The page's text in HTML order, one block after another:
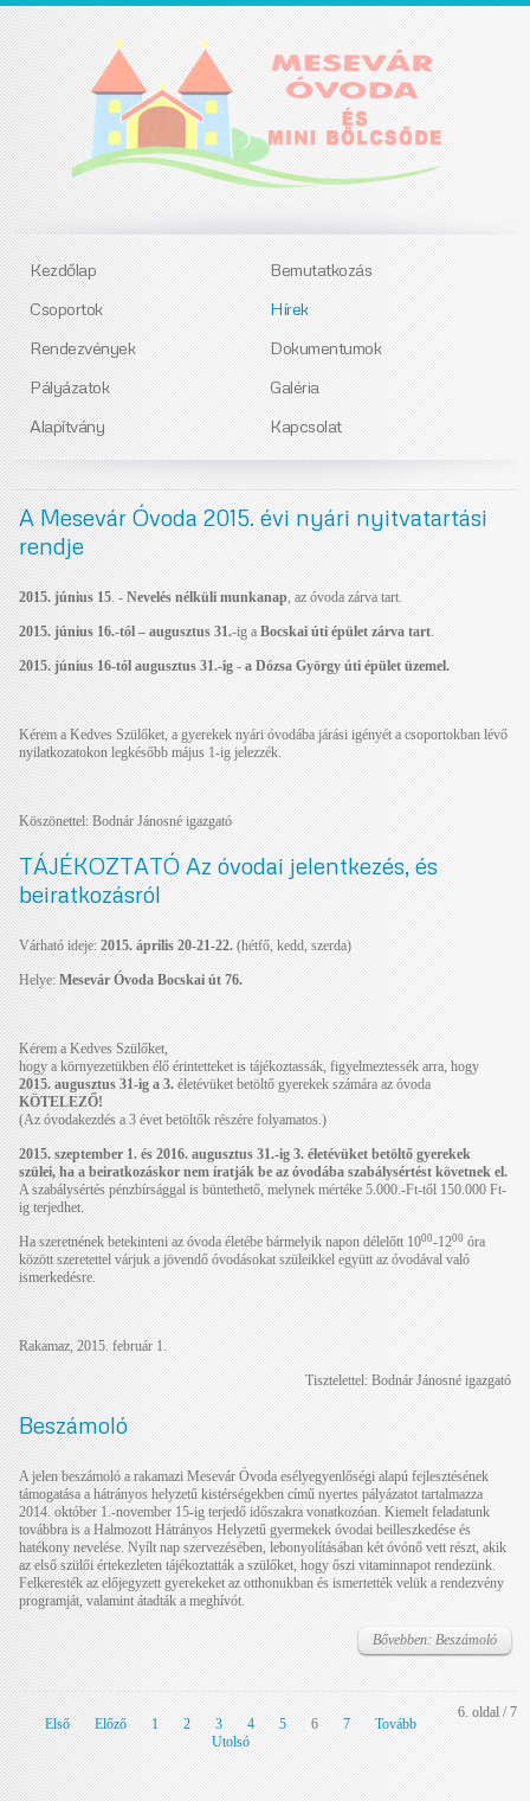
Kezdőlap
Bemutatkozás
Csoportok
Hírek
Rendezvények
Dokumentumok
Pályázatok
Galéria
Alapítvány
Kapcsolat
A Mesevár Óvoda 2015. évi nyári nyitvatartási
rendje
2015. június 15. -Nevelés nélküli munkanap, az óvoda zárva tart.
2015. június 16.-tól – augusztus 31.-ig a Bocskai úti épület zárva tart.
2015. június 16-tól augusztus 31.-ig -a Dózsa György úti épület üzemel.
Kérem a Kedves Szülőket, a gyerekek nyári óvodába járási igényét a csoportokban lévő
nyilatkozatokon legkésőbb május 1-ig jelezzék.
Köszönettel: Bodnár Jánosné igazgató
TÁJÉKOZTATÓ Az óvodai jelentkezés, és
beiratkozásról
Várható ideje: 2015. április 20-21-22. (hétfő, kedd, szerda)
Helye:Mesevár Óvoda Bocskai út 76.
Kérem a Kedves Szülőket,
hogy a környezetükben élő érintetteket is tájékoztassák, figyelmeztessék arra, hogy
2015. augusztus 31-ig a 3. életévüket betöltő gyerekek számára az óvoda
KÖTELEZŐ!
(Az óvodakezdés a 3 évet betöltők részére folyamatos.)
2015. szeptember 1. és 2016. augusztus 31.-ig 3. életévüket betöltő gyerekek
szülei, ha a beiratkozáskor nem íratják be az óvodába szabálysértést követnek el.
A szabálysértés pénzbírsággal is büntethető, melynek mértéke 5.000.-Ft-től 150.000 Ft-
ig terjedhet.
Ha szeretnének betekinteni az óvoda életébe bármelyik napon délelőtt 1000-1200 óra
között szeretettel várjuk a jövendő óvodásokat szüleikkel együtt az óvodával való
ismerkedésre.
Rakamaz, 2015. február 1.
Tisztelettel: Bodnár Jánosné igazgató
Beszámoló
A jelen beszámoló a rakamazi Mesevár Óvoda esélyegyenlőségi alapú fejlesztésének
támogatása a hátrányos helyzetű kistérségekben című nyertes pályázatot tartalmazza
2014. október 1.-november 15-ig terjedő időszakra vonatkozóan. Kiemelt feladatunk
továbbra is a Halmozott Hátrányos Helyzetű gyermekek óvodai beilleszkedése és
hatékony nevelése. Nyílt nap szervezésében, lebonyolításában két óvónő vett részt, akik
az első szülői értekezleten tájékoztatták a szülőket, hogy őszi vitaminnapot rendezünk.
Felkeresték az előjegyzett gyerekeket az otthonukban és ismertették velük a rendezvény
programját, valamint átadták a meghívót.
Bővebben: Beszámoló
6. oldal / 7
Első Előző 1 2 3 4 5 6 7
Tovább
Utolsó